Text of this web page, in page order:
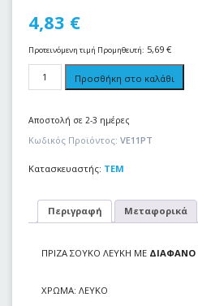
4,83 €
Προτεινόμενη τιμή Προμηθευτή: 5,69 €
Προσθήκη στο καλάθι
Αποστολή σε 2-3 ημέρες
Κωδικός Προϊόντος: VE11PT
Κατασκευαστής: TEM
Περιγραφή Μεταφορικά
ΠΡΙΖΑ ΣΟΥΚΟ ΛΕΥKH ME ΔΙΑΦΑΝΟ
ΧΡΩΜΑ: ΛΕΥΚΟ